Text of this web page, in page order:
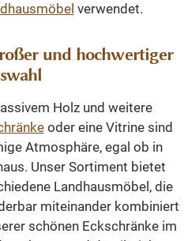
verwendet.
und hochwertiger
Holz und weitere
oder eine Vitrine sind
Atmosphäre, egal ob in
Unser Sortiment bietet
Landhausmöbel, die
miteinander kombiniert
schönen Eckschränke im